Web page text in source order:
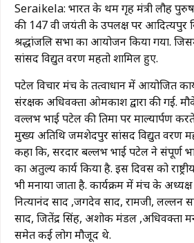
Seraikela: भारत के प्रथम गृह मंत्री लौह
की 147 वी जयंती के उपलक्ष पर आदित्यपुर
श्रद्धांजलि सभा का आयोजन किया गया.
सांसद विद्युत वरण महतो शामिल हुए.
पटेल विचार मंच के तत्वाधान में आयोजित
संरक्षक अधिवक्ता ओमप्रकाश द्वारा की गई.
वल्लभ भाई पटेल की प्रतिमा पर माल्यार्पण
मुख्य अतिथि जमशेदपुर सांसद विद्युत वरण
कहा कि, सरदार बल्लभ भाई पटेल ने संपूर्ण
का अतुल्य कार्य किया है. इस दिवस को
भी मनाया जाता है. कार्यक्रम में मंच के
नित्यानंद प्रसाद ,जगदेव प्रसाद, रामजी, लल्लन
प्रसाद, जितेंद्र सिंह, अशोक मंडल ,अधिवक्ता
समेत कई लोग मौजूद थे.